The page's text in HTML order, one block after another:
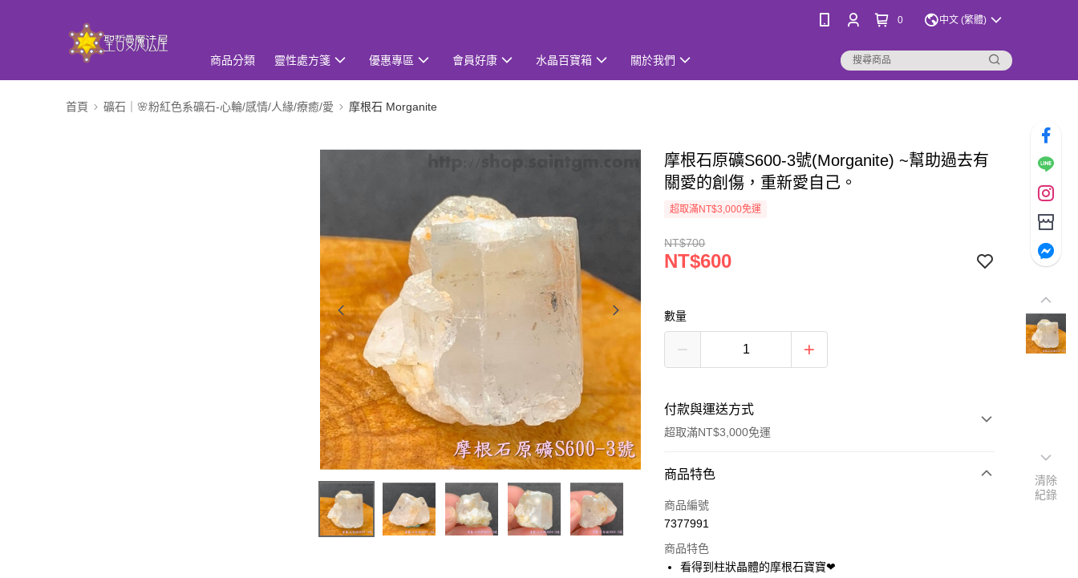
0 中文 (繁體)
商品分類 靈性處方箋 優惠專區 會員好康 水晶百寶箱 關於我們
首頁 礦石｜🌸粉紅色系礦石-心輪/感情/人緣/療癒/愛 摩根石 Morganite
摩根石原礦S600-3號(Morganite) ~幫助過去有
關愛的創傷，重新愛自己。
超取滿NT$3,000免運
NT$700
NT$600
數量
付款與運送方式
超取滿NT$3,000免運
付款方式
信用卡一次付款
LINE Pay
商品特色
商品編號
7377991
商品特色
看得到柱狀晶體的摩根石寶寶❤
清除
紀錄